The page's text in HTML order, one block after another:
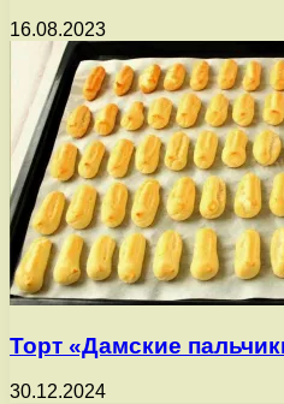
16.08.2023
Торт «Дамские
30.12.2024